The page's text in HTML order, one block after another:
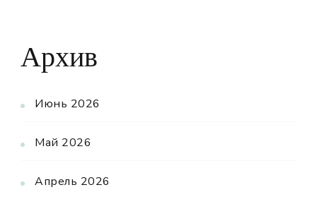
Архив
Июнь 2026
Май 2026
Апрель 2026